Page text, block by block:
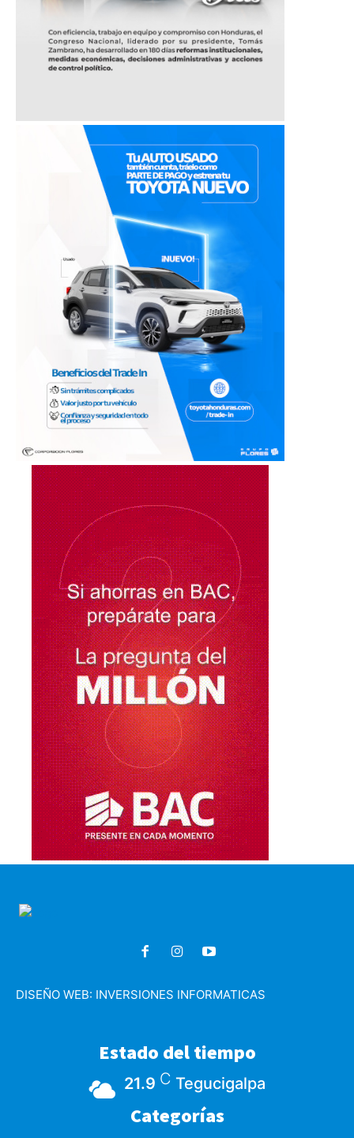
DISEÑO WEB: INVERSIONES INFORMATICAS
Estado del tiempo
21.9 C Tegucigalpa
Categorías